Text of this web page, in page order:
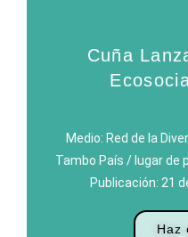
Cuña
Medio: Red de la
Tambo País / lugar de
Publicación: 21
Haz